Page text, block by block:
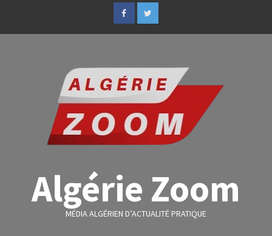
Algérie Zoom
MÉDIA ALGÉRIEN D’ACTUALITÉ PRATIQUE